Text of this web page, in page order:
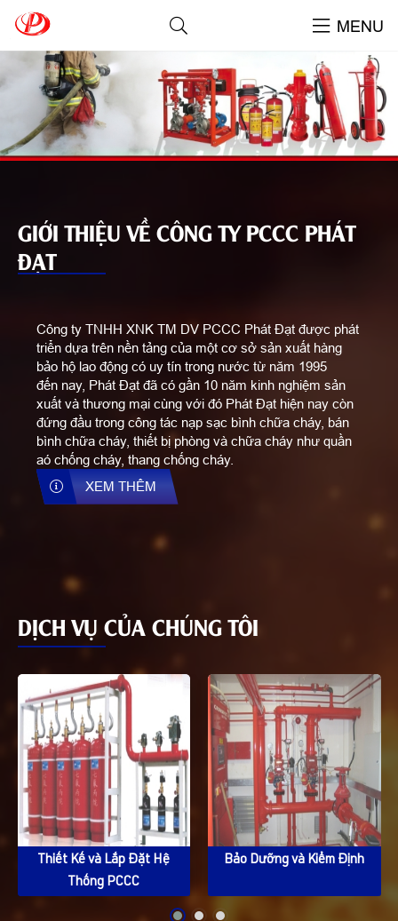
MENU
GIỚI THIỆU VỀ CÔNG TY PCCC PHÁT
ĐẠT
Công ty TNHH XNK TM DV PCCC Phát Đạt được phát
triển dựa trên nền tảng của một cơ sở sản xuất hàng
bảo hộ lao động có uy tín trong nước từ năm 1995
đến nay, Phát Đạt đã có gần 10 năm kinh nghiệm sản
xuất và thương mại cùng với đó Phát Đạt hiện nay còn
đứng đầu trong công tác nạp sạc bình chữa cháy, bán
bình chữa cháy, thiết bị phòng và chữa cháy như quần
aó chống cháy, thang chống cháy.
XEM THÊM
DỊCH VỤ CỦA CHÚNG TÔI
Thiết Kế và Lắp Đặt Hệ
Thống PCCC
Bảo Dưỡng và Kiểm Định